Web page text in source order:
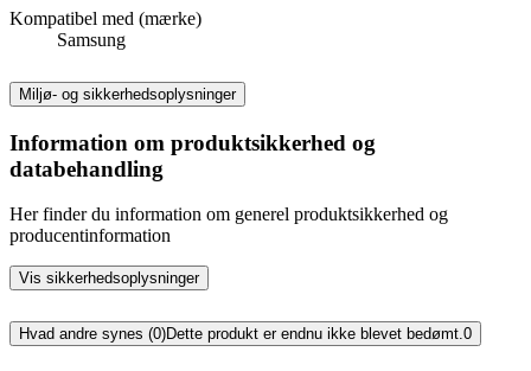
Kompatibel med (mærke)
Samsung
Miljø- og sikkerhedsoplysninger
Information om produktsikkerhed og
databehandling
Her finder du information om generel produktsikkerhed og
producentinformation
Vis sikkerhedsoplysninger
Hvad andre synes (0)Dette produkt er endnu ikke blevet bedømt.0